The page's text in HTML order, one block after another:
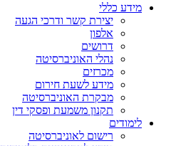
מידע כללי
יצירת קשר ודרכי הגעה
אלפון
דרושים
נהלי האוניברסיטה
מכרזים
מידע לשעת חירום
מבקרת האוניברסיטה
תקנון משמעת ופסקי דין
לימודים
רישום לאוניברסיטה